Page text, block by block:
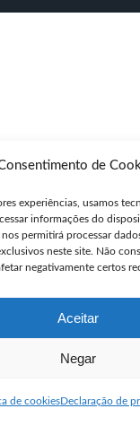
de
experiências, usamos
informações do
nos permitirá processar
neste site. Não
negativamente certos
Aceitar
Negar
de cookiesDeclaração de